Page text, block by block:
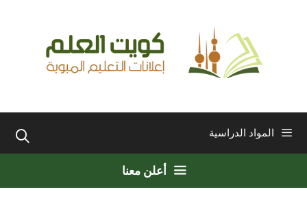
المواد الدراسية
أعلن معنا